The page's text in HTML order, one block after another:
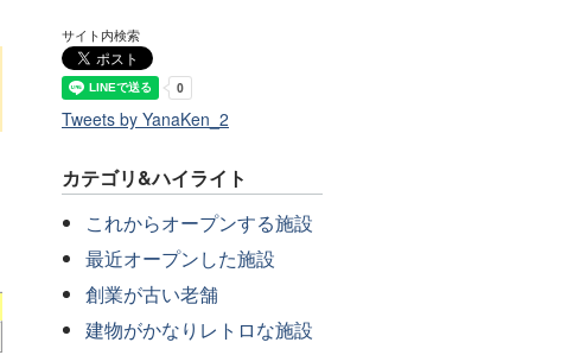
サイト内検索
Tweets by YanaKen_2
カテゴリ&ハイライト
これからオープンする施設
最近オープンした施設
創業が古い老舗
建物がかなりレトロな施設